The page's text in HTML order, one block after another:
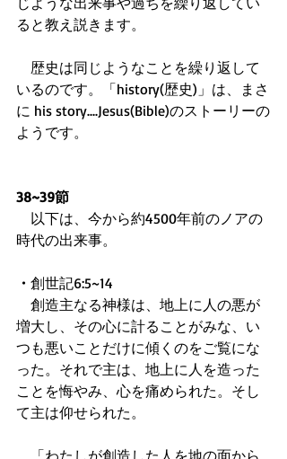
ると教え説きます。
歴史は同じようなことを繰り返して
いるのです。「history(歴史)」は、まさ
に his story....Jesus(Bible)のストーリーの
ようです。
38~39節
以下は、今から約4500年前のノアの
時代の出来事。
・ 創世記6:5~14
創造主なる神様は、地上に人の悪が
増大し、その心に計ることがみな、い
つも悪いことだけに傾くのをご覧にな
った。それで主は、地上に人を造った
ことを悔やみ、心を痛められた。そし
て主は仰せられた。
「わたしが創造した人を地の面から